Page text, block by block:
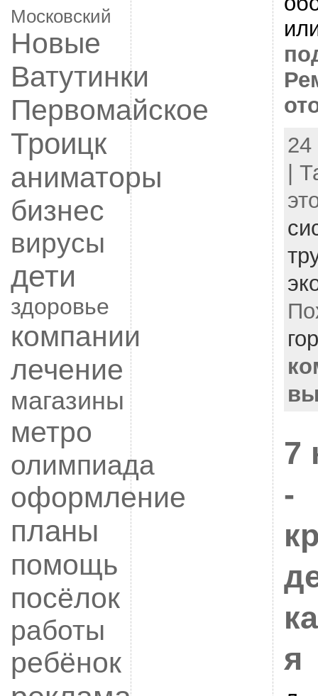
Московский
Новые
Ватутинки
Первомайское
Троицк
аниматоры
бизнес
вирусы
дети
здоровье
компании
лечение
магазины
метро
олимпиада
оформление
планы
помощь
посёлок
работы
ребёнок
24
|
7
-
я